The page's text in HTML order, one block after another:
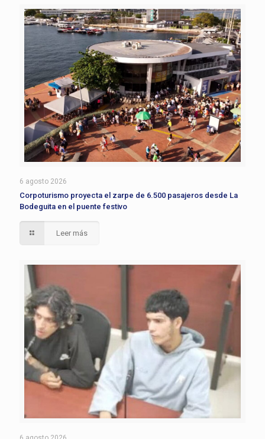
6 agosto 2026
Corpoturismo proyecta el zarpe de 6.500 pasajeros desde La
Bodeguita en el puente festivo
Leer más